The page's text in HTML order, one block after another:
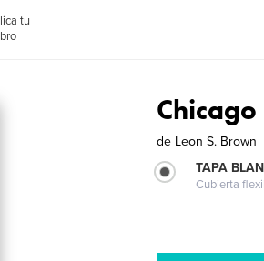
tu
Chicago
de Leon S. Brown
TAPA
Cubierta